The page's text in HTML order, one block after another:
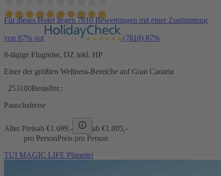
Für dieses Hotel liegen 7810 Bewertungen mit einer Zustimmung
von 87% vor (7810) 87%
8-tägige Flugreise, DZ inkl. HP
Einer der größten Wellness-Bereiche auf Gran Canaria
253100Bestellnr.:
Pauschalreise
Alter Preisab €1.699,- ab €1.005,-
pro PersonPreis pro Person
TUI MAGIC LIFE Plimmiri